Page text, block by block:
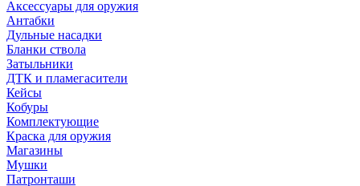
Аксессуары для оружия
Антабки
Дульные насадки
Бланки ствола
Затыльники
ДТК и пламегасители
Кейсы
Кобуры
Комплектующие
Краска для оружия
Магазины
Мушки
Патронташи